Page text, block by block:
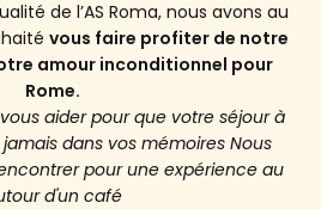
de l’AS Roma, nous avons au
vous faire profiter de notre
amour inconditionnel pour
Rome.
aider pour que votre séjour à
dans vos mémoires Nous
pour une expérience au
d'un café